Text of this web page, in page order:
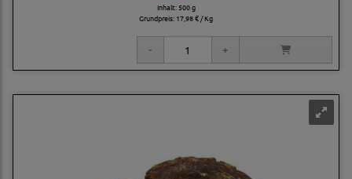
Inhalt: 500 g
Grundpreis: 17,98 € / Kg